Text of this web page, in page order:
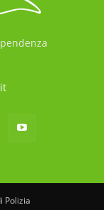
Polizia